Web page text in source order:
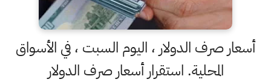
أسعار صرف الدولار ، اليوم السبت ، في الأسواق
المحلية. استقرار أسعار صرف الدولار